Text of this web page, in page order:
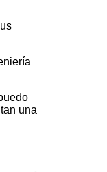
una